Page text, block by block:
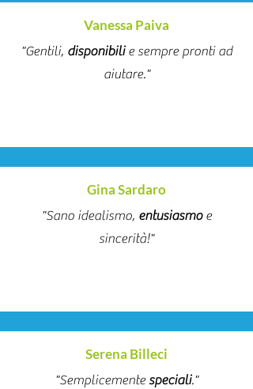
Vanessa Paiva
"Gentili, disponibilie sempre pronti ad
aiutare."
Gina Sardaro
"Sano idealismo, entusiasmoe
sincerità!"
Serena Billeci
"Semplicemente speciali."